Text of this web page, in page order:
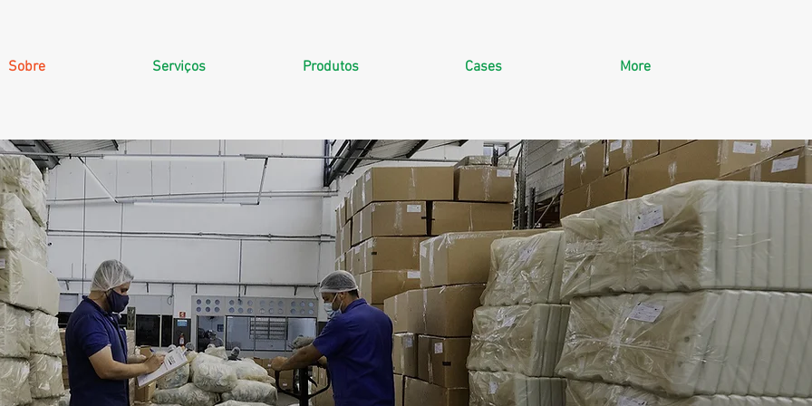
Sobre Serviços Produtos Cases More